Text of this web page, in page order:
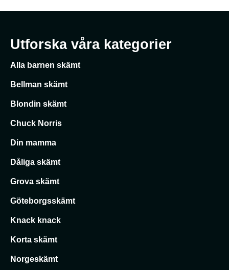
Utforska våra kategorier
Alla barnen skämt
Bellman skämt
Blondin skämt
Chuck Norris
Din mamma
Dåliga skämt
Grova skämt
Göteborgsskämt
Knack knack
Korta skämt
Norgeskämt